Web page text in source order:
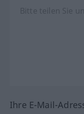
Ihre E-Mail-